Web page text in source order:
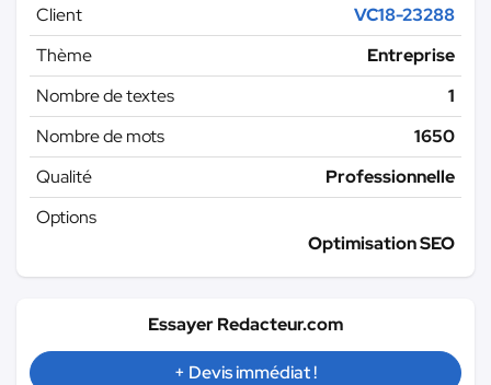
Client
VC18-23288
Thème
Entreprise
Nombre de textes
1
Nombre de mots
1650
Qualité
Professionnelle
Options
Optimisation SEO
Essayer Redacteur.com
+ Devis immédiat !